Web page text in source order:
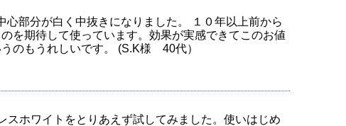
部分が白く中抜きになりました。 １０年以上前から
を期待して使っています。効果が実感できてこのお値
のもうれしいです。 (S.K様 40代）
ホワイトをとりあえず試してみました。使いはじめ